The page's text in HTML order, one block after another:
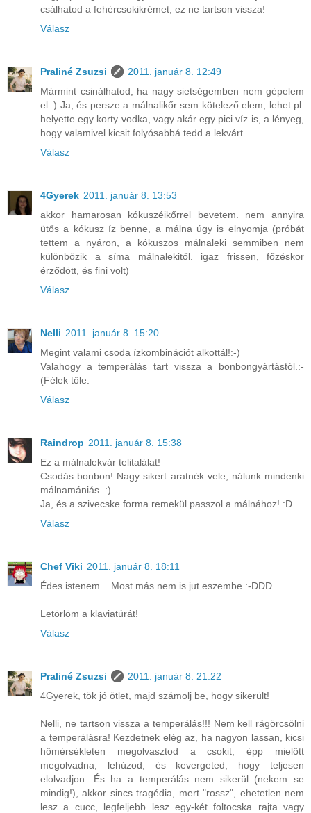
csálhatod a fehércsokikrémet, ez ne tartson vissza!
Válasz
Praliné Zsuzsi
2011. január 8. 12:49
Mármint csinálhatod, ha nagy sietségemben nem gépelem
el :) Ja, és persze a málnalikőr sem kötelező elem, lehet pl.
helyette egy korty vodka, vagy akár egy pici víz is, a lényeg,
hogy valamivel kicsit folyósabbá tedd a lekvárt.
Válasz
4Gyerek 2011. január 8. 13:53
akkor hamarosan kókuszéikőrrel bevetem. nem annyira
ütős a kókusz íz benne, a málna úgy is elnyomja (próbát
tettem a nyáron, a kókuszos málnaleki semmiben nem
különbözik a síma málnalekitől. igaz frissen, főzéskor
érződött, és fini volt)
Válasz
Nelli 2011. január 8. 15:20
Megint valami csoda ízkombinációt alkottál!:-)
Valahogy a temperálás tart vissza a bonbongyártástól.:-
(Félek tőle.
Válasz
Raindrop 2011. január 8. 15:38
Ez a málnalekvár telitalálat!
Csodás bonbon! Nagy sikert aratnék vele, nálunk mindenki
málnamániás. :)
Ja, és a szivecske forma remekül passzol a málnához! :D
Válasz
Chef Viki 2011. január 8. 18:11
Édes istenem... Most más nem is jut eszembe :-DDD
Letörlöm a klaviatúrát!
Válasz
Praliné Zsuzsi
2011. január 8. 21:22
4Gyerek, tök jó ötlet, majd számolj be, hogy sikerült!
Nelli, ne tartson vissza a temperálás!!! Nem kell rágörcsölni
a temperálásra! Kezdetnek elég az, ha nagyon lassan, kicsi
hőmérsékleten megolvasztod a csokit, épp mielőtt
megolvadna, lehúzod, és kevergeted, hogy teljesen
elolvadjon. És ha a temperálás nem sikerül (nekem se
mindig!), akkor sincs tragédia, mert "rossz", ehetetlen nem
lesz a cucc, legfeljebb lesz egy-két foltocska rajta vagy